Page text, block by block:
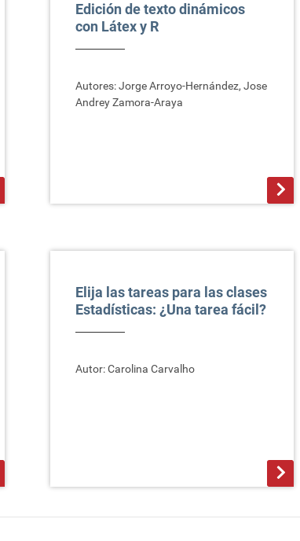
Edición de texto dinámicos
con Látex y R
Autores: Jorge Arroyo-Hernández, Jose
Andrey Zamora-Araya
Elija las tareas para las clases
Estadísticas: ¿Una tarea fácil?
Autor: Carolina Carvalho